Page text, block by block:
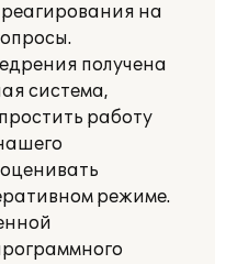
на
получена
система,
работу
режиме.